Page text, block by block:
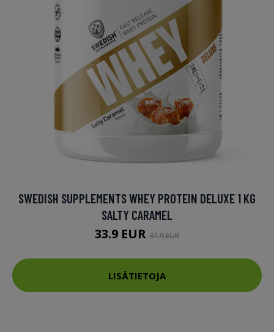
SWEDISH SUPPLEMENTS WHEY PROTEIN DELUXE 1 KG
SALTY CARAMEL
33.9 EUR 37.9 EUR
LISÄTIETOJA